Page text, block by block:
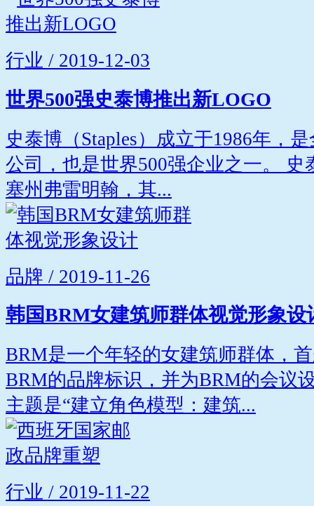
行业 / 2019-12-03
世界500强史泰博推出新LOGO
史泰博（Staples）成立于1986年，
公司，也是世界500强企业之一。
塞州弗雷明翰，其...
品牌 / 2019-11-26
韩国BRM女建筑师群体视觉形象设
BRM是一个年轻的女建筑师群体，
BRM的品牌标识，并为BRM的会议
主题是“建立角色模型：建筑...
行业 / 2019-11-22